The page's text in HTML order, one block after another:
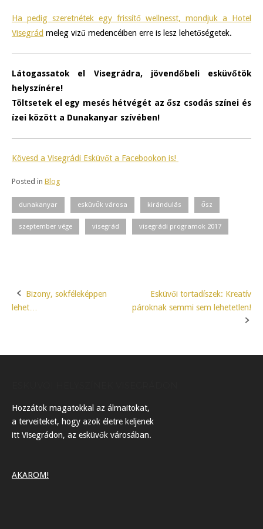
Ha pedig szeretnétek egy frissítő wellnesst, mondjuk a Hotel
Visegrád meleg vizű medencéiben erre is lesz lehetőségetek.
Látogassatok el Visegrádra, jövendőbeli esküvőtök
helyszínére!
Töltsetek el egy mesés hétvégét az ősz csodás színei és
ízei között a Dunakanyar szívében!
Kövesd a Visegrádi Esküvőt a Facebookon is!
Posted in Blog
dunakanyar esküvők városa kirándulás ősz
szeptember vége visegrád visegrádi programok 2017
Post
Bizony, sokféleképpen
lehet…
Esküvői tortadíszek: Kreatív
pároknak semmi sem lehetetlen!
Hozzátok magatokkal az álmaitokat,
a terveiteket, hogy azok életre keljenek
itt Visegrádon, az esküvők városában.
AKAROM!